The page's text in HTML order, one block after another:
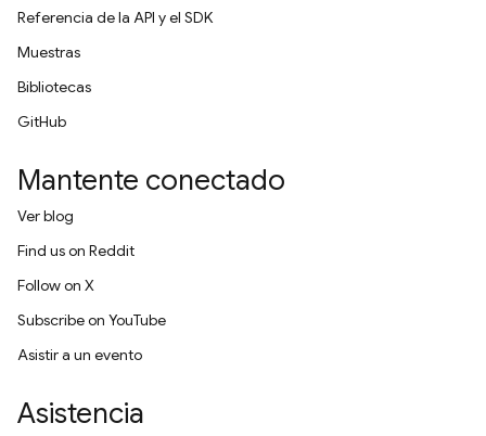
Referencia de la API y el SDK
Muestras
Bibliotecas
GitHub
Mantente conectado
Ver blog
Find us on Reddit
Follow on X
Subscribe on YouTube
Asistir a un evento
Asistencia